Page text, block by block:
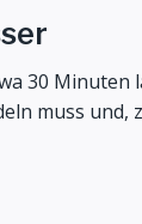
30
muss und,